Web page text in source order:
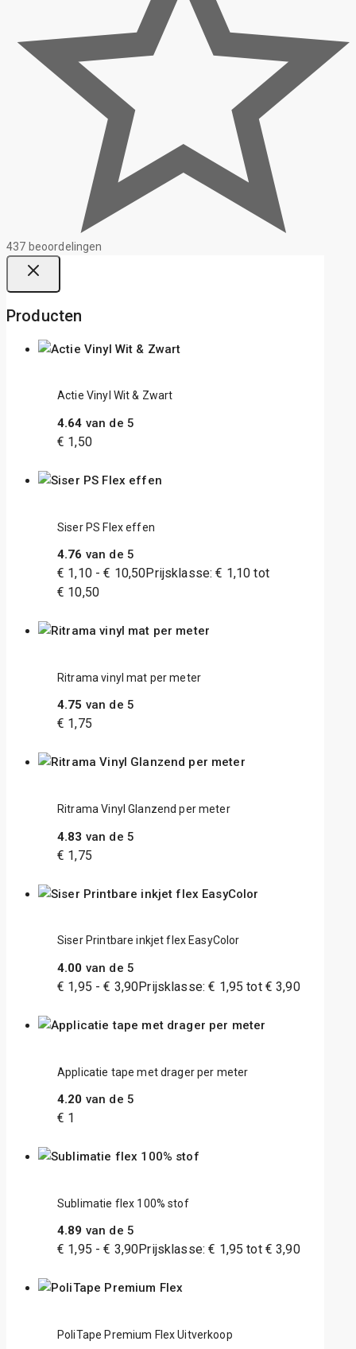
437 beoordelingen
Producten
Actie Vinyl Wit & Zwart
4.64 van de 5
€ 1,50
Siser PS Flex effen
4.76 van de 5
€ 1,10 - € 10,50Prijsklasse: € 1,10 tot
€ 10,50
Ritrama vinyl mat per meter
4.75 van de 5
€ 1,75
Ritrama Vinyl Glanzend per meter
4.83 van de 5
€ 1,75
Siser Printbare inkjet flex EasyColor
4.00 van de 5
€ 1,95 - € 3,90Prijsklasse: € 1,95 tot € 3,90
Applicatie tape met drager per meter
4.20 van de 5
€ 1
Sublimatie flex 100% stof
4.89 van de 5
€ 1,95 - € 3,90Prijsklasse: € 1,95 tot € 3,90
PoliTape Premium Flex Uitverkoop